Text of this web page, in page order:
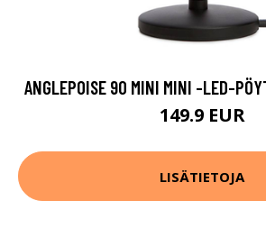
ANGLEPOISE 90 MINI MINI -LED-
149.9 EUR
LISÄTIETOJA